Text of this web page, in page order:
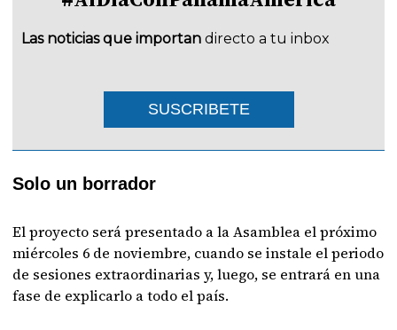
Las noticias que importan directo a tu inbox
SUSCRIBETE
Solo un borrador
El proyecto será presentado a la Asamblea el próximo
miércoles 6 de noviembre, cuando se instale el periodo
de sesiones extraordinarias y, luego, se entrará en una
fase de explicarlo a todo el país.